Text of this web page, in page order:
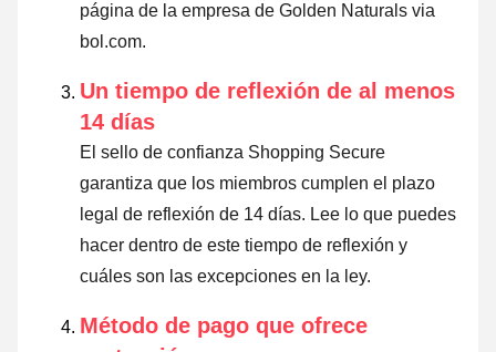
página de la empresa de Golden Naturals via
bol.com.
Un tiempo de reflexión de al menos
14 días
El sello de confianza Shopping Secure
garantiza que los miembros cumplen el plazo
legal de reflexión de 14 días. Lee lo que puedes
hacer dentro de este tiempo de reflexión y
cuáles son las excepciones en la ley.
Método de pago que ofrece